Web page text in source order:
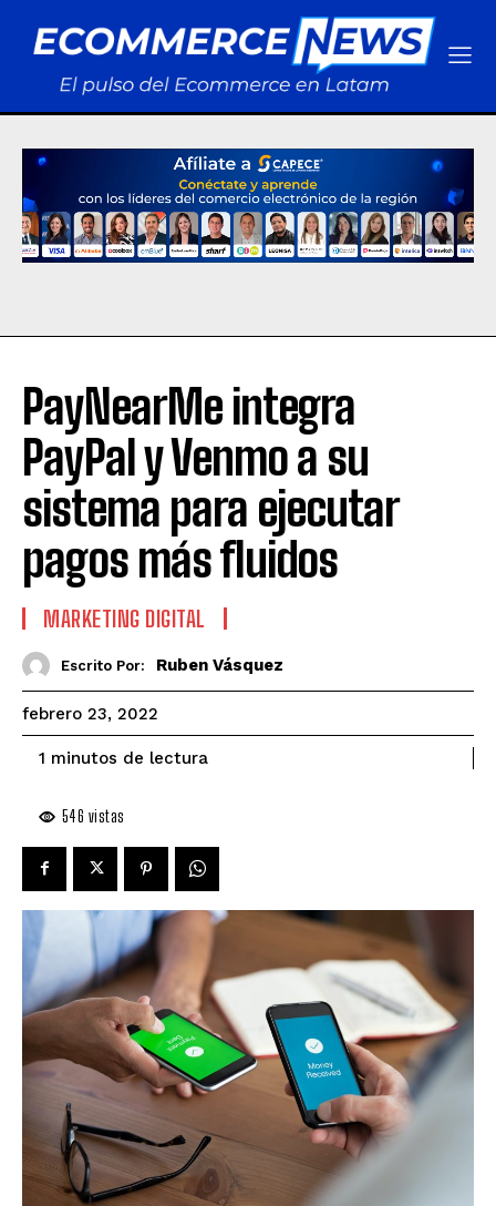
PayNearMe integra
PayPal y Venmo a su
sistema para ejecutar
pagos más fluidos
MARKETING DIGITAL
Escrito Por: Ruben Vásquez
febrero 23, 2022
1 minutos de lectura
546 vistas